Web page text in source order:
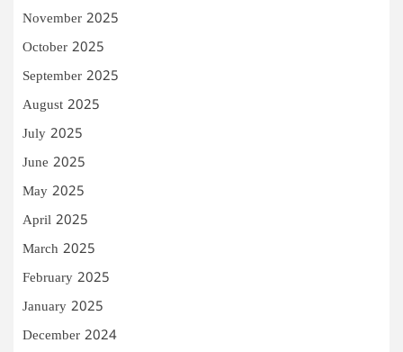
November 2025
October 2025
September 2025
August 2025
July 2025
June 2025
May 2025
April 2025
March 2025
February 2025
January 2025
December 2024